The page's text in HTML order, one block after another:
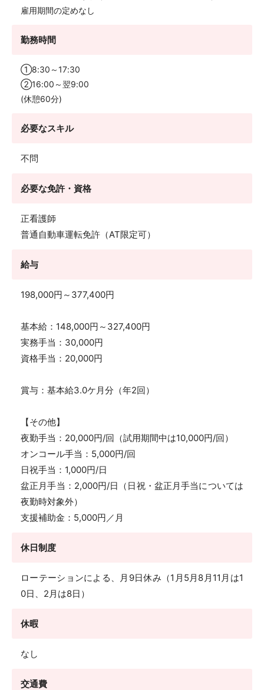
雇用期間の定めなし
勤務時間
①8:30～17:30
②16:00～翌9:00
(休憩60分)
必要なスキル
不問
必要な免許・資格
正看護師
普通自動車運転免許（AT限定可）
給与
198,000円～377,400円
基本給：148,000円～327,400円
実務手当：30,000円
資格手当：20,000円
賞与：基本給3.0ケ月分（年2回）
【その他】
夜勤手当：20,000円/回（試用期間中は10,000円/回）
オンコール手当：5,000円/回
日祝手当：1,000円/日
盆正月手当：2,000円/日（日祝・盆正月手当については
夜勤時対象外）
支援補助金：5,000円／月
休日制度
ローテーションによる、月9日休み（1月5月8月11月は1
0日、2月は8日）
休暇
なし
交通費